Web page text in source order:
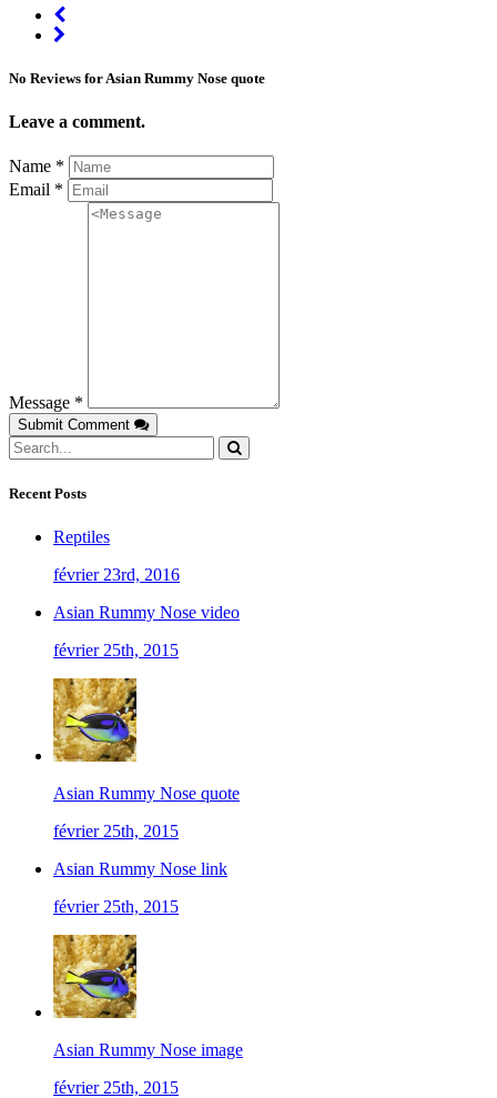
No Reviews for Asian Rummy Nose quote
Leave a comment.
Name *
Email *
Message *
Submit Comment
Recent Posts
Reptiles
février 23rd, 2016
Asian Rummy Nose video
février 25th, 2015
Asian Rummy Nose quote
février 25th, 2015
Asian Rummy Nose link
février 25th, 2015
Asian Rummy Nose image
février 25th, 2015